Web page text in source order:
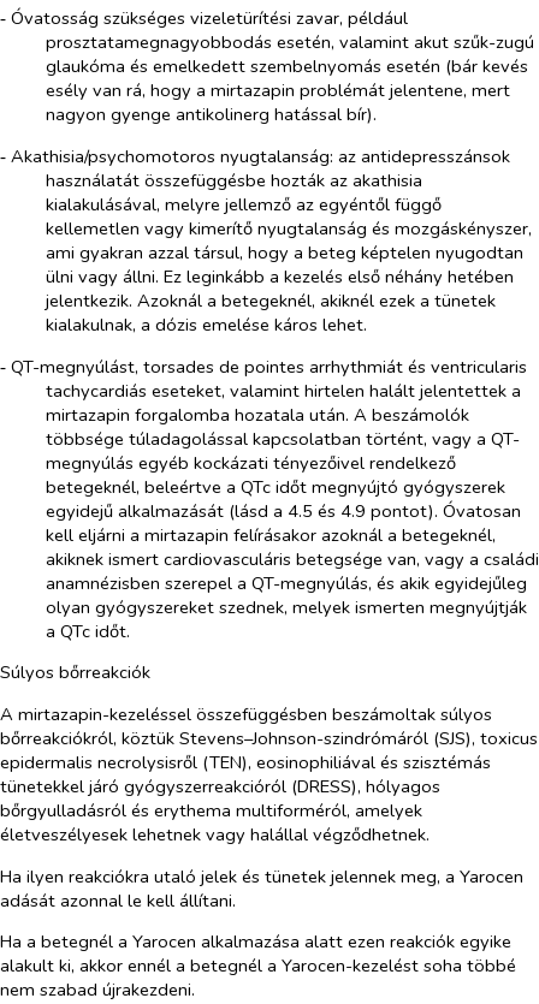
‑ Óvatosság szükséges vizeletürítési zavar, például
prosztatamegnagyobbodás esetén, valamint akut szűk-zugú
glaukóma és emelkedett szembelnyomás esetén (bár kevés
esély van rá, hogy a mirtazapin problémát jelentene, mert
nagyon gyenge antikolinerg hatással bír).
‑ Akathisia/psychomotoros nyugtalanság: az antidepresszánsok
használatát összefüggésbe hozták az akathisia
kialakulásával, melyre jellemző az egyéntől függő
kellemetlen vagy kimerítő nyugtalanság és mozgáskényszer,
ami gyakran azzal társul, hogy a beteg képtelen nyugodtan
ülni vagy állni. Ez leginkább a kezelés első néhány hetében
jelentkezik. Azoknál a betegeknél, akiknél ezek a tünetek
kialakulnak, a dózis emelése káros lehet.
‑ QT-megnyúlást, torsades de pointes arrhythmiát és ventricularis
tachycardiás eseteket, valamint hirtelen halált jelentettek a
mirtazapin forgalomba hozatala után. A beszámolók
többsége túladagolással kapcsolatban történt, vagy a QT-
megnyúlás egyéb kockázati tényezőivel rendelkező
betegeknél, beleértve a QTc időt megnyújtó gyógyszerek
egyidejű alkalmazását (lásd a 4.5 és 4.9 pontot). Óvatosan
kell eljárni a mirtazapin felírásakor azoknál a betegeknél,
akiknek ismert cardiovasculáris betegsége van, vagy a családi
anamnézisben szerepel a QT-megnyúlás, és akik egyidejűleg
olyan gyógyszereket szednek, melyek ismerten megnyújtják
a QTc időt.
Súlyos bőrreakciók
A mirtazapin-kezeléssel összefüggésben beszámoltak súlyos
bőrreakciókról, köztük Stevens–Johnson-szindrómáról (SJS), toxicus
epidermalis necrolysisről (TEN), eosinophiliával és szisztémás
tünetekkel járó gyógyszerreakcióról (DRESS), hólyagos
bőrgyulladásról és erythema multiforméról, amelyek
életveszélyesek lehetnek vagy halállal végződhetnek.
Ha ilyen reakciókra utaló jelek és tünetek jelennek meg, a Yarocen
adását azonnal le kell állítani.
Ha a betegnél a Yarocen alkalmazása alatt ezen reakciók egyike
alakult ki, akkor ennél a betegnél a Yarocen-kezelést soha többé
nem szabad újrakezdeni.